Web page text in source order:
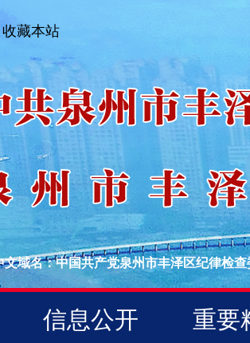
收藏本站
文域名：中国共产党泉州市丰泽区纪律检
信息公开 重要